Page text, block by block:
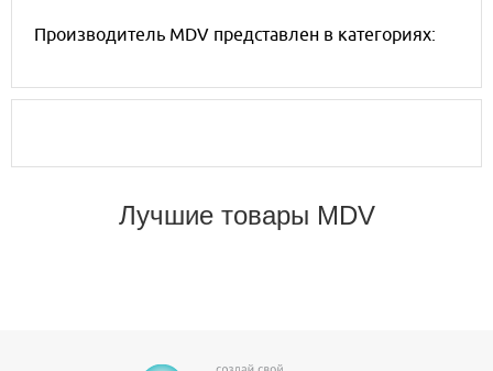
Производитель MDV представлен в категориях:
Лучшие товары MDV